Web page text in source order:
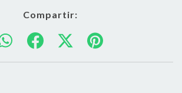
Compartir: